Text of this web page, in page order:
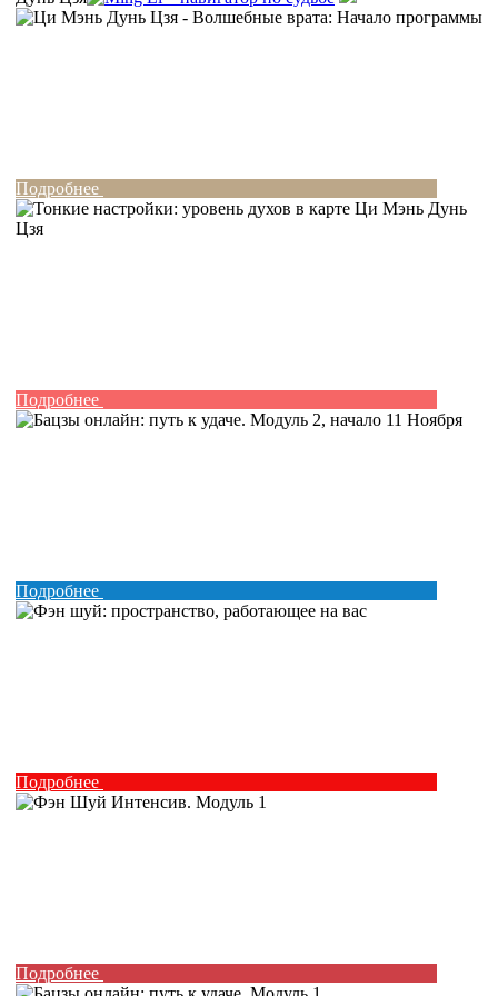
Подробнее
Подробнее
Подробнее
Подробнее
Подробнее